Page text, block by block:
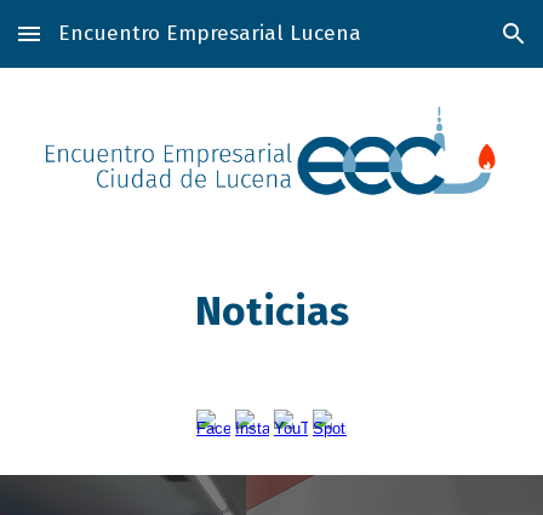
Skip to main content Skip to navigation
Encuentro Empresarial Lucena
Noticias